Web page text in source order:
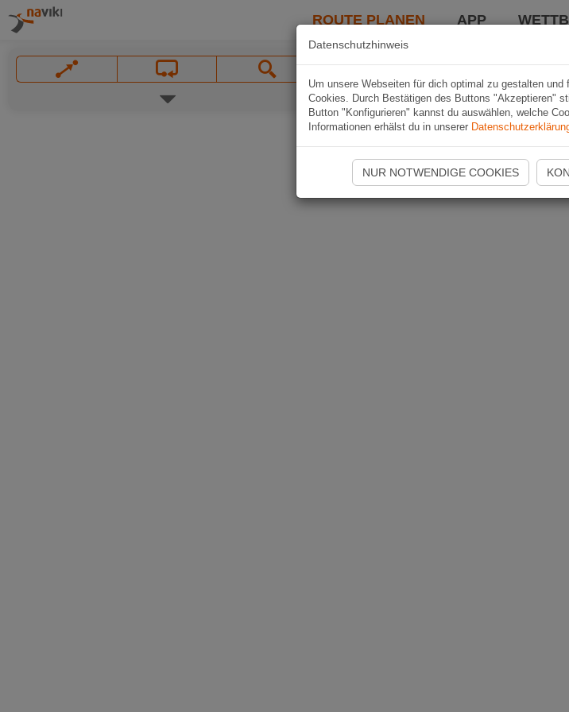
ROUTE PLANEN APP
Datenschutzhinweis
Um unsere Webseiten für dich optimal zu gestalten
Cookies. Durch Bestätigen des Buttons "Akzeptieren"
Button "Konfigurieren" kannst du auswählen, welche
Informationen erhälst du in unserer
NUR NOTWENDIGE COOKIES